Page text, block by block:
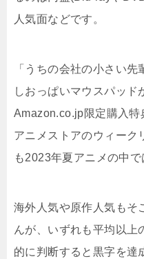
人気面などです。
「うちの会社の小さい
しおっぱいマウスパッド
Amazon.co.jp限定購入特
アニメストアのウィーク
も2023年夏アニメの中で
海外人気や原作人気もそ
んが、いずれも平均以上
的に判断すると黒字を達